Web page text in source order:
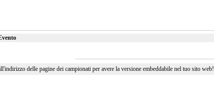
delle pagine dei campionati per avere la versione embeddabile nel tuo sito web!